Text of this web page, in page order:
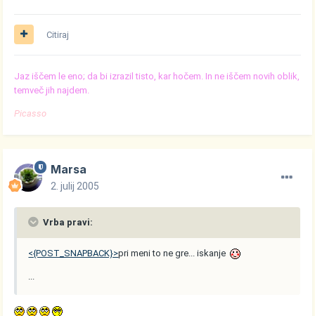
Citiraj
Jaz iščem le eno; da bi izrazil tisto, kar hočem. In ne iščem novih oblik,
temveč jih najdem.
Picasso
Marsa
2. julij 2005
Vrba pravi:
<{POST_SNAPBACK}>pri meni to ne gre... iskanje